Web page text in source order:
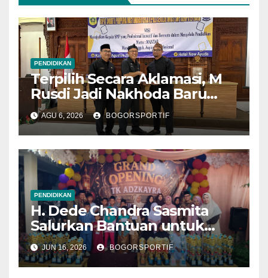
PENDIDIKAN
Terpilih Secara Aklamasi, M
Rusdi Jadi Nakhoda Baru
MKKS Kabupaten Bogor
2026-2030
AGU 6, 2026 BOGORSPORTIF
PENDIDIKAN
H. Dede Chandra Sasmita
Salurkan Bantuan untuk
Pendidikan dan Anak Yatim
JUN 16, 2026 BOGORSPORTIF